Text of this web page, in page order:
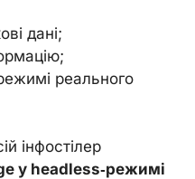
дані;
реального
інфостілер
у headless‑режимі